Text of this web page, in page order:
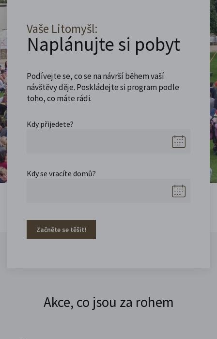
Vaše Litomyšl:
Naplánujte si pobyt
Podívejte se, co se na návrší během vaší
návštěvy děje. Poskládejte si program podle
toho, co máte rádi.
Kdy přijedete?
Kdy se vracíte domů?
Začněte se těšit!
Akce, co jsou za rohem